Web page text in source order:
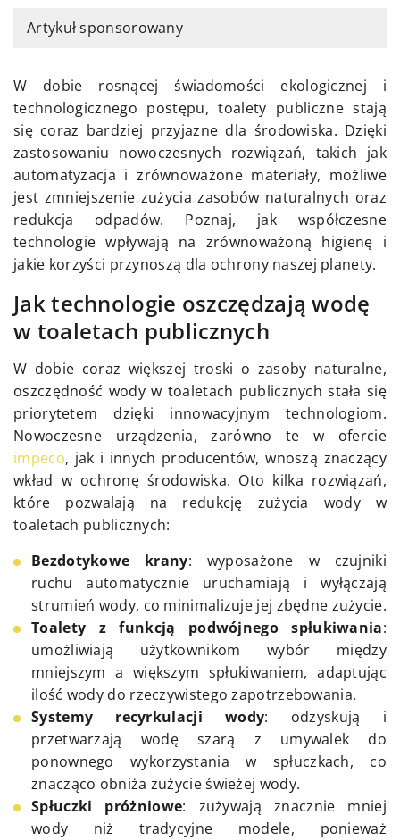
Artykuł sponsorowany
W dobie rosnącej świadomości ekologicznej i
technologicznego postępu, toalety publiczne stają
się coraz bardziej przyjazne dla środowiska. Dzięki
zastosowaniu nowoczesnych rozwiązań, takich jak
automatyzacja i zrównoważone materiały, możliwe
jest zmniejszenie zużycia zasobów naturalnych oraz
redukcja odpadów. Poznaj, jak współczesne
technologie wpływają na zrównoważoną higienę i
jakie korzyści przynoszą dla ochrony naszej planety.
Jak technologie oszczędzają wodę
w toaletach publicznych
W dobie coraz większej troski o zasoby naturalne,
oszczędność wody w toaletach publicznych stała się
priorytetem dzięki innowacyjnym technologiom.
Nowoczesne urządzenia, zarówno te w ofercie
impeco, jak i innych producentów, wnoszą znaczący
wkład w ochronę środowiska. Oto kilka rozwiązań,
które pozwalają na redukcję zużycia wody w
toaletach publicznych:
Bezdotykowe krany: wyposażone w czujniki
ruchu automatycznie uruchamiają i wyłączają
strumień wody, co minimalizuje jej zbędne zużycie.
Toalety z funkcją podwójnego spłukiwania:
umożliwiają użytkownikom wybór między
mniejszym a większym spłukiwaniem, adaptując
ilość wody do rzeczywistego zapotrzebowania.
Systemy recyrkulacji wody: odzyskują i
przetwarzają wodę szarą z umywalek do
ponownego wykorzystania w spłuczkach, co
znacząco obniża zużycie świeżej wody.
Spłuczki próżniowe: zużywają znacznie mniej
wody niż tradycyjne modele, ponieważ